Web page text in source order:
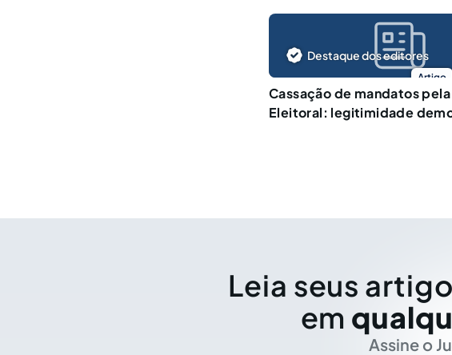
Artigo
Destaque dos editores
Cassação de mandatos
Eleitoral: legitimidade
Leia seus
em
Assine o